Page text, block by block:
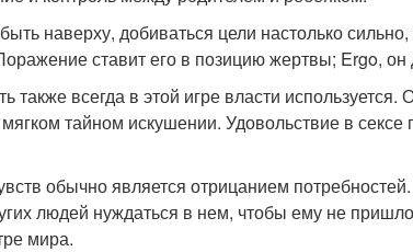
наверху, добиваться цели настолько
ставит его в позицию жертвы; Ergo,
также всегда в этой игре власти
тайном искушении. Удовольствие в
обычно является отрицанием
людей нуждаться в нем, чтобы ему не
мира.